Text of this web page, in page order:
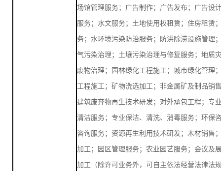
场馆管理服务；广告制作；广告发布；广告设
服务；水文服务；土地使用权租赁；住房租赁
务；水环境污染防治服务；防洪除涝设施管理
气污染治理；土壤污染治理与修复服务；地质
废物治理；园林绿化工程施工；城市绿化管理
工程施工；矿物洗选加工；非金属矿及制品销
建筑废弃物再生技术研发；对外承包工程；专
清洁服务；专业保洁、清洗、消毒服务；环保
咨询服务；资源再生利用技术研发；木材销售
加工；园区管理服务；农业园艺服务；会议及
加工（除许可业务外，可自主依法经营法律法